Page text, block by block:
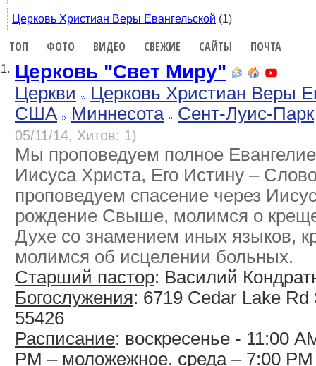
Церковь Христиан Веры Евангельской (1)
ТОП ФОТО ВИДЕО СВЕЖИЕ САЙТЫ ПОЧТА
1. Церковь "Свет Миру"
Церкви
Церковь Христиан Веры
США
Миннесота Сент-Луис-Парк
05/11/14, Хитов: 1)
Мы проповедуем полное
Иисуса Христа, Его Истину –
проповедуем спасение через
рождение Свыше, молимся о
Духе со знамением иных языков,
молимся об исцелении больных.
Старший пастор: Василий
Богослужения: 6719 Cedar Lake
55426
Расписание: воскресенье - 11:00
РМ – моложежное. среда – 7:00 РМ